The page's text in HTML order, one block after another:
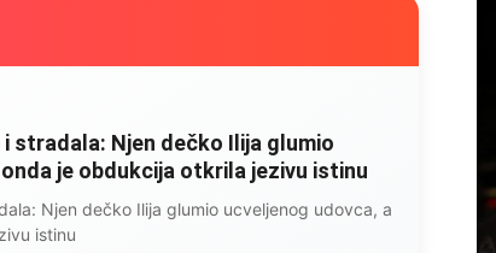
stradala: Njen dečko Ilija glumio
je obdukcija otkrila jezivu istinu
Njen dečko Ilija glumio ucveljenog udovca, a
istinu